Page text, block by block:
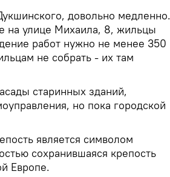
довольно медленно.
на улице Михаила, 8, жильцы
работ нужно не менее 350
не собрать - их там
старинных зданий,
но пока городской
является символом
сохранившаяся крепость
Европе.